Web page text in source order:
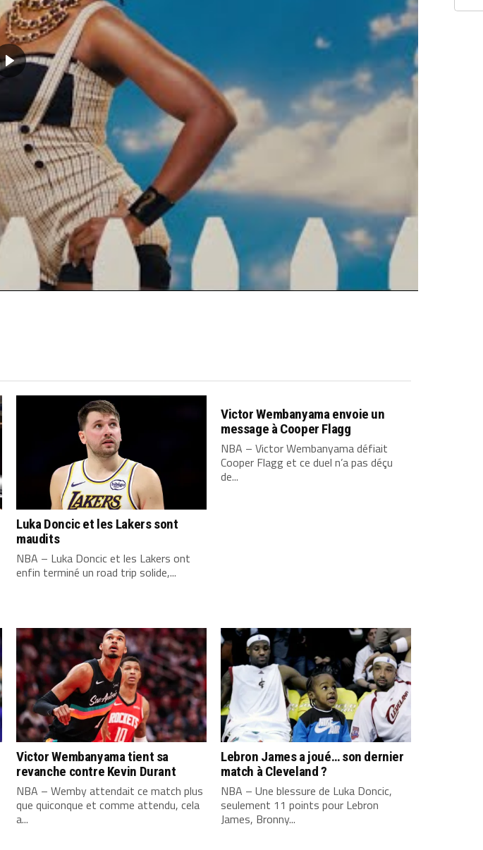
Luka Doncic et les Lakers sont
maudits
NBA – Luka Doncic et les Lakers ont
enfin terminé un road trip solide,...
Victor Wembanyama envoie un
message à Cooper Flagg
NBA – Victor Wembanyama défiait
Cooper Flagg et ce duel n’a pas déçu
de...
Victor Wembanyama tient sa
revanche contre Kevin Durant
NBA – Wemby attendait ce match plus
que quiconque et comme attendu, cela
a...
Lebron James a joué… son dernier
match à Cleveland ?
NBA – Une blessure de Luka Doncic,
seulement 11 points pour Lebron
James, Bronny...